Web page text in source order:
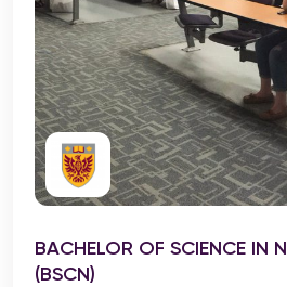
BACHELOR OF SCIENCE IN
(BSCN)